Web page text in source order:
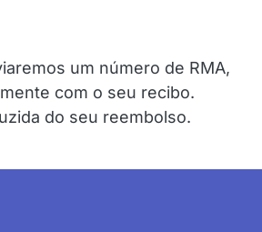
um número de RMA,
com o seu recibo.
do seu reembolso.